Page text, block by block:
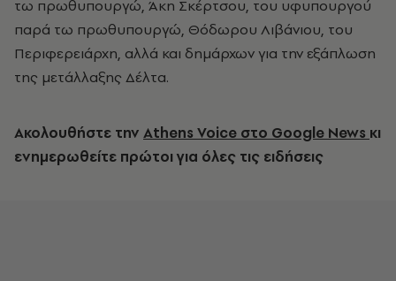
τω πρωθυπουργώ, Άκη Σκέρτσου, του υφυπουργού
παρά τω πρωθυπουργώ, Θόδωρου Λιβάνιου, του
Περιφερειάρχη, αλλά και δημάρχων για την εξάπλωση
της μετάλλαξης Δέλτα.
Ακολουθήστε την Athens Voice στο Google News κι
ενημερωθείτε πρώτοι για όλες τις ειδήσεις